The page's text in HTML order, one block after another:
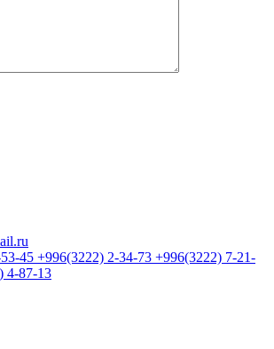
45 +996(3222) 2-34-73 +996(3222) 7-21-
4-87-13